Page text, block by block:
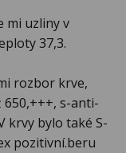
mi uzliny v
37,3.
rozbor krve,
650,+++, s-anti-
krvy bylo také S-
pozitivní.beru